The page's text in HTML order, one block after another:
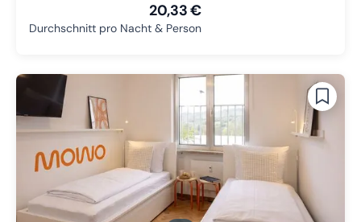
20,33 €
Durchschnitt pro Nacht & Person